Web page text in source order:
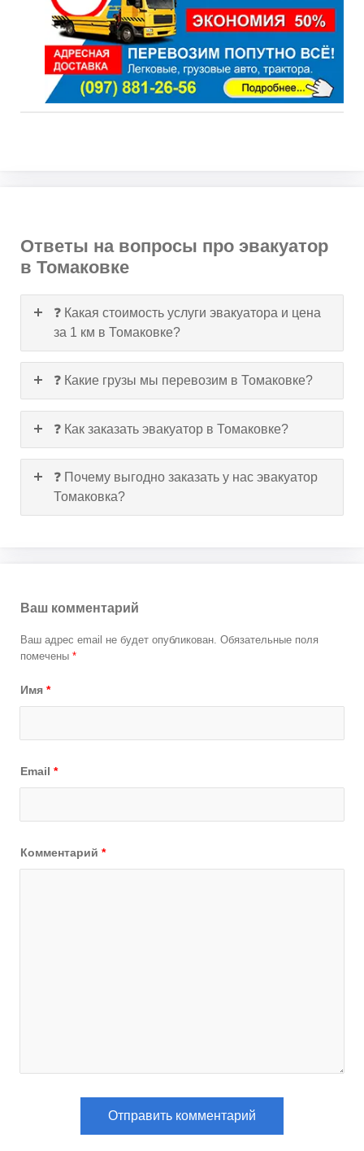
Ответы на вопросы про эвакуатор
в Томаковке
❓ Какая стоимость услуги эвакуатора и цена
за 1 км в Томаковке?
❓ Какие грузы мы перевозим в Томаковке?
❓ Как заказать эвакуатор в Томаковке?
❓ Почему выгодно заказать у нас эвакуатор
Томаковка?
Ваш комментарий
Ваш адрес email не будет опубликован. Обязательные поля
помечены *
Имя *
Email *
Комментарий *